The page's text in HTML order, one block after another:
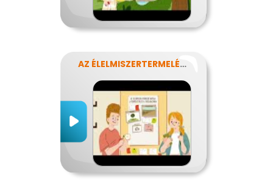
AZ ÉLELMISZERTERMELÉS HATÁSA